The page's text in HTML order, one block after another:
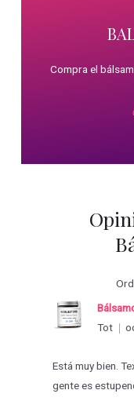
Compra el
Tot
Está muy bien.
gente es